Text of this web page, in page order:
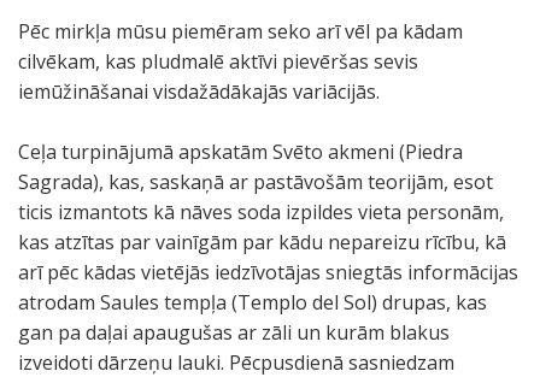
Pēc mirkļa mūsu piemēram seko arī vēl pa kādam
cilvēkam, kas pludmalē aktīvi pievēršas sevis
iemūžināšanai visdažādākajās variācijās.
Ceļa turpinājumā apskatām Svēto akmeni (Piedra
Sagrada), kas, saskaņā ar pastāvošām teorijām, esot
ticis izmantots kā nāves soda izpildes vieta personām,
kas atzītas par vainīgām par kādu nepareizu rīcību, kā
arī pēc kādas vietējās iedzīvotājas sniegtās informācijas
atrodam Saules tempļa (Templo del Sol) drupas, kas
gan pa daļai apaugušas ar zāli un kurām blakus
izveidoti dārzeņu lauki. Pēcpusdienā sasniedzam